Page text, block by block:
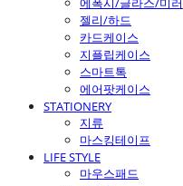
젤리/하드
카드케이스
지플립케이스
스마트톡
에어팟케이스
STATIONERY
지류
마스킹테이프
LIFE STYLE
마우스패드